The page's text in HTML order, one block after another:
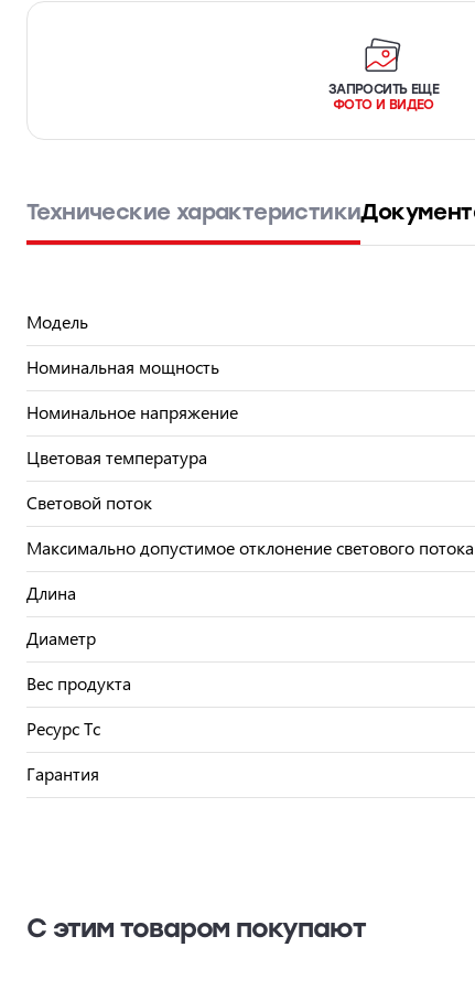
ЗАПРОСИТЬ ЕЩЕ
ФОТО И ВИДЕО
Технические характеристики
Модель
Номинальная мощность
Номинальное напряжение
Цветовая температура
Световой поток
Максимально допустимое отклонение светового потока
Длина
Диаметр
Вес продукта
Ресурс Тc
Гарантия
С этим товаром покупают